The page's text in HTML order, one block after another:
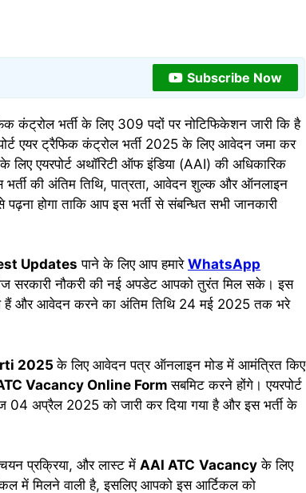
Subscribe Now
कंट्रोल भर्ती के लिए 309 पदों पर नोटिफिकेशन जारी कि है
एयर ट्रैफिक कंट्रोल भर्ती 2025 के लिए आवेदन जमा कर
एयरपोर्ट अथॉरिटी ऑफ इंडिया (AAI) की अधिकारिक
की अंतिम तिथि, पात्रता, आवेदन शुल्क और ऑनलाइन
होगा ताकि आप इस भर्ती से संबन्धित सभी जानकारी
Updates पाने के लिए आप हमारे WhatsApp
सरकारी नौकरी की नई अपडेट आपको तुरंत मिल सके। इस
हैं और आवेदन करने का अंतिम तिथि 24 मई 2025 तक भरे
2025के लिए आवेदन पत्र ऑनलाइन मोड में आमंत्रित किए
Vacancy Online Formसबमिट करने होंगे। एयरपोर्ट
अप्रैल 2025 को जारी कर दिया गया है और इस भर्ती के
प्रक्रिया, और लास्ट में AAI ATC Vacancy के लिए
में मिलने वाली है, इसलिए आपको इस आर्टिकल को